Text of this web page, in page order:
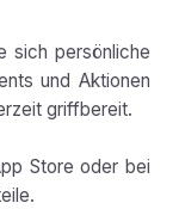
sich persönliche
und Aktionen
griffbereit.
Store oder bei